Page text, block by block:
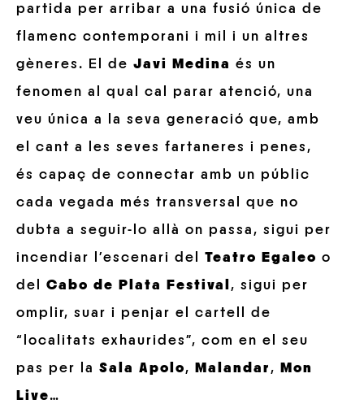
partida per arribar a una fusió única de
flamenc contemporani i mil i un altres
gèneres. El de Javi Medina és un
fenomen al qual cal parar atenció, una
veu única a la seva generació que, amb
el cant a les seves fartaneres i penes,
és capaç de connectar amb un públic
cada vegada més transversal que no
dubta a seguir-lo allà on passa, sigui per
incendiar l’escenari del Teatro Egaleo o
del Cabo de Plata Festival , sigui per
omplir, suar i penjar el cartell de
“localitats exhaurides”, com en el seu
pas per la Sala Apolo, Malandar ,
Mon
Live…